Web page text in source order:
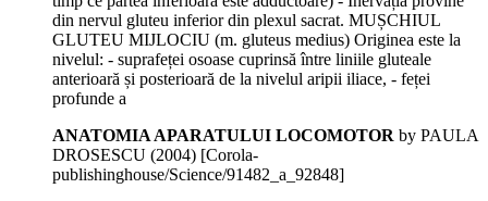
din nervul gluteu inferior din plexul sacrat. MUȘCHIUL
GLUTEU MIJLOCIU (m. gluteus medius) Originea este la
nivelul: - suprafeței osoase cuprinsă între liniile gluteale
anterioară și posterioară de la nivelul aripii iliace, - feței
profunde a
ANATOMIA APARATULUI LOCOMOTOR by PAULA
DROSESCU (2004) [Corola-
publishinghouse/Science/91482_a_92848]